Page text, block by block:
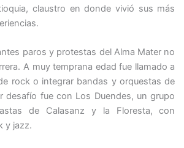
claustro en donde vivió sus más
paros y protestas del Alma Mater no
A muy temprana edad fue llamado a
rock o integrar bandas y orquestas de
desafío fue con Los Duendes, un grupo
de Calasanz y la Floresta, con
y jazz.